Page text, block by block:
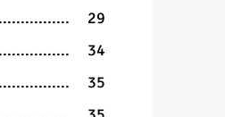
29
34
35